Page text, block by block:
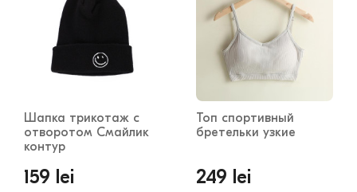
Шапка трикотаж с
отворотом Смайлик
контур
159 lei
Топ спортивный
бретельки узкие
249 lei